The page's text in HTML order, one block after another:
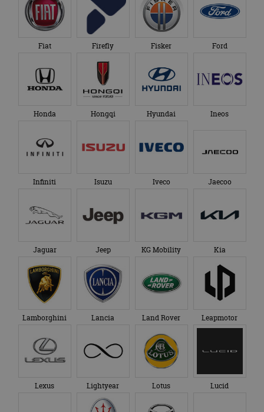
Fiat Firefly Fisker Ford
Honda Hongqi Hyundai Ineos
Infiniti Isuzu Iveco Jaecoo
Jaguar Jeep KG Mobility Kia
Lamborghini Lancia Land Rover Leapmotor
Lexus Lightyear Lotus Lucid